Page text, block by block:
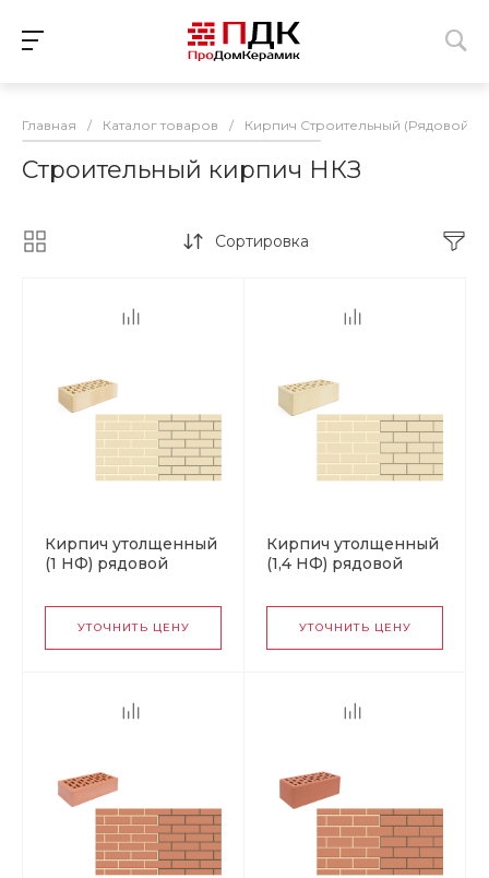
Главная / Каталог товаров / Кирпич Строительный (Рядовой)
Строительный кирпич НКЗ
Сортировка
Кирпич утолщенный
(1 НФ) рядовой
«Слоновая кость» М
150, НКЗ
УТОЧНИТЬ ЦЕНУ
Кирпич утолщенный
(1,4 НФ) рядовой
«Слоновая кость» М
150, НКЗ
УТОЧНИТЬ ЦЕНУ